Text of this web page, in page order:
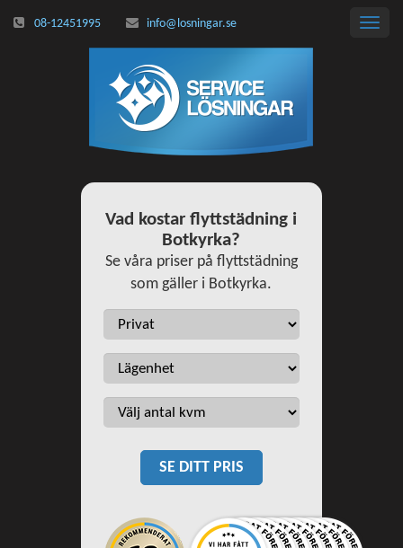
08-12451995 info@losningar.se
Vad kostar flyttstädning i
Botkyrka?
Se våra priser på flyttstädning
som gäller i Botkyrka.
SE DITT PRIS